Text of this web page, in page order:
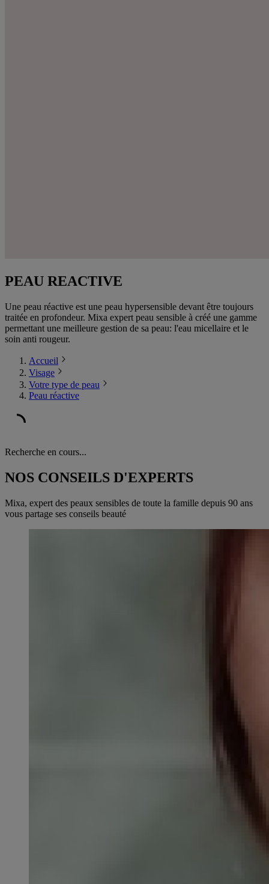
PEAU REACTIVE
Une peau réactive est une peau hypersensible devant être toujours
traitée en profondeur. Mixa expert peau sensible à créé une gamme
permettant une meilleure gestion de sa peau: l'eau micellaire et le
soin anti rougeur.
Accueil
Visage
Votre type de peau
Peau réactive
Recherche en cours...
NOS CONSEILS D'EXPERTS
Mixa, expert des peaux sensibles de toute la famille depuis 90 ans
vous partage ses conseils beauté